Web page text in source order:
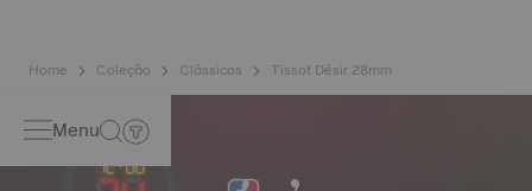
Home
Coleção Clássicos Tissot Désir 28mm
Menu